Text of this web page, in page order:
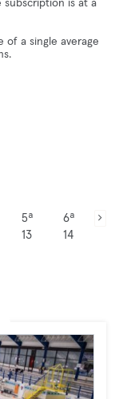
is at a
of a single average
5ª
13
6ª
14